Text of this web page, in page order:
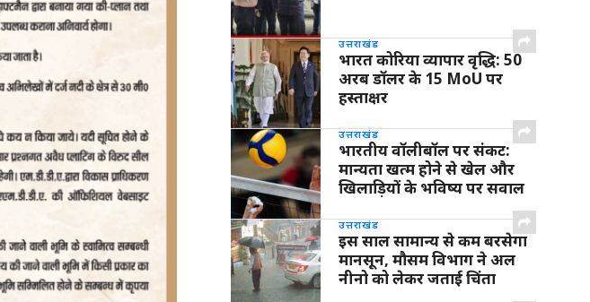
उत्तराखंड
भारत कोरिया व्यापार वृद्धि: 50
अरब डॉलर के 15 MoU पर
हस्ताक्षर
उत्तराखंड
भारतीय वॉलीबॉल पर संकट:
मान्यता खत्म होने से खेल और
खिलाड़ियों के भविष्य पर सवाल
उत्तराखंड
इस साल सामान्य से कम बरसेगा
मानसून, मौसम विभाग ने अल
नीनो को लेकर जताई चिंता